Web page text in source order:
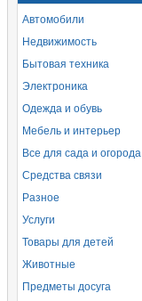
Автомобили
Недвижимость
Бытовая техника
Электроника
Одежда и обувь
Мебель и интерьер
Все для сада и огорода
Средства связи
Разное
Услуги
Товары для детей
Животные
Предметы досуга